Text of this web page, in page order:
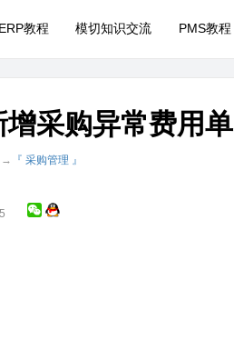
ERP教程 模切知识交流 PMS教程
采购异常费用单
→ 『 采购管理 』